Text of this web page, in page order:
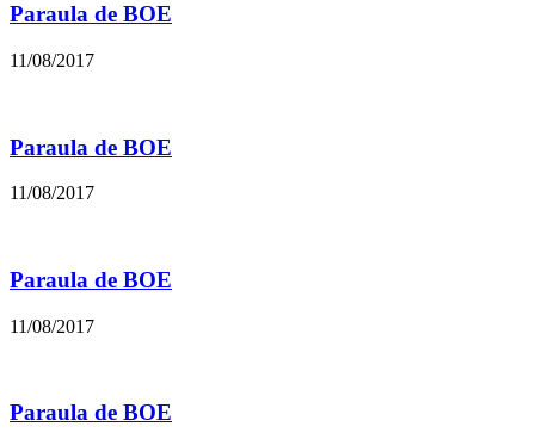
Paraula de BOE
11/08/2017
Paraula de BOE
11/08/2017
Paraula de BOE
11/08/2017
Paraula de BOE